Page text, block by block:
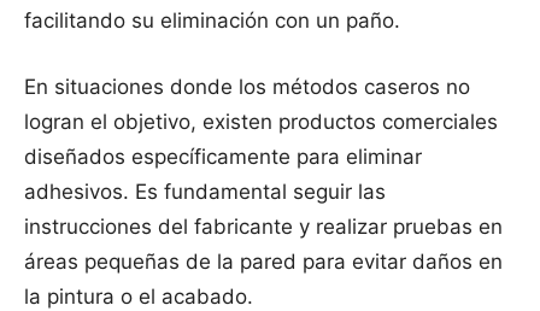
facilitando su eliminación con un paño.
En situaciones donde los métodos caseros no
logran el objetivo, existen productos comerciales
diseñados específicamente para eliminar
adhesivos. Es fundamental seguir las
instrucciones del fabricante y realizar pruebas en
áreas pequeñas de la pared para evitar daños en
la pintura o el acabado.